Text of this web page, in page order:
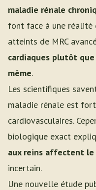
maladie rénale
font face à une réalité
atteints de MRC
cardiaques plutôt
même.
Les scientifiques
maladie rénale est
cardiovasculaires.
biologique exact
aux reins affectent
incertain.
Une nouvelle étude